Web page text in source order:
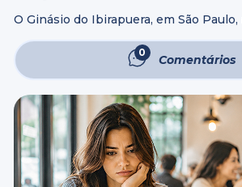
O Ginásio do Ibirapuera, em São
Dance 2026, um dos maiores eventos
0 Comentários